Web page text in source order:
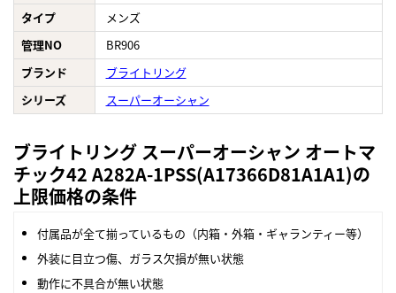
タイプ
メンズ
管理NO
BR906
ブランド
ブライトリング
シリーズ
スーパーオーシャン
ブライトリング スーパーオーシャン オートマ
チック42 A282A-1PSS(A17366D81A1A1)の
上限価格の条件
付属品が全て揃っているもの（内箱・外箱・ギャランティー等）
外装に目立つ傷、ガラス欠損が無い状態
動作に不具合が無い状態